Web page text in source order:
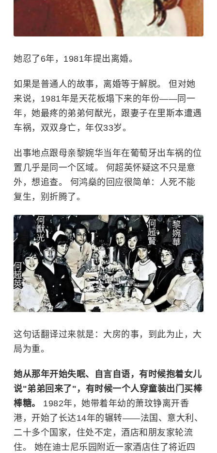
她忍了6年，1981年提出离婚。
如果是普通人的故事，离婚等于解脱。 但对她
来说，1981年是天花板塌下来的年份——同一
年，她最疼的弟弟何猷光 ，跟妻子在里斯本遭遇
车祸，双双身亡，年仅33岁。
出事地点跟母亲黎婉华当年在葡萄牙出车祸的位
置几乎是同一个区域。 何超英怀疑这不只是意
外，想追查。 何鸿燊的回应很简单：人死不能
复生，别折腾了。
这句话翻译过来就是：大房的事，到此为止，大
局为重。
她从那年开始失眠、自言自语，有时候抱着女儿
说"弟弟回来了"，有时候一个人穿童装出门买棒
棒糖。 1982年，她带着年幼的萧玟铮离开香
港，开始了长达14年的辗转——法国、意大利、
二十多个国家，住处不定，酒店和朋友家轮流
住。 她在迪士尼乐园附近一家酒店住了将近四